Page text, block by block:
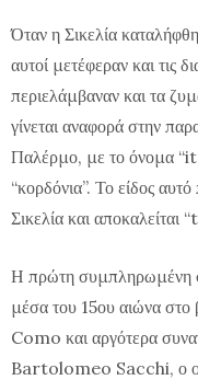
Όταν η Σικελία
αυτοί μετέφεραν και τις
περιελάμβαναν και τα
γίνεται αναφορά στην
Παλέρμο, με το όνομα
“κορδόνια”. Το είδος
Σικελία και αποκαλείται
Η πρώτη συμπληρωμένη
μέσα του 15ου αιώνα
Como και αργότερα
Bartolomeo Sacchi, ο